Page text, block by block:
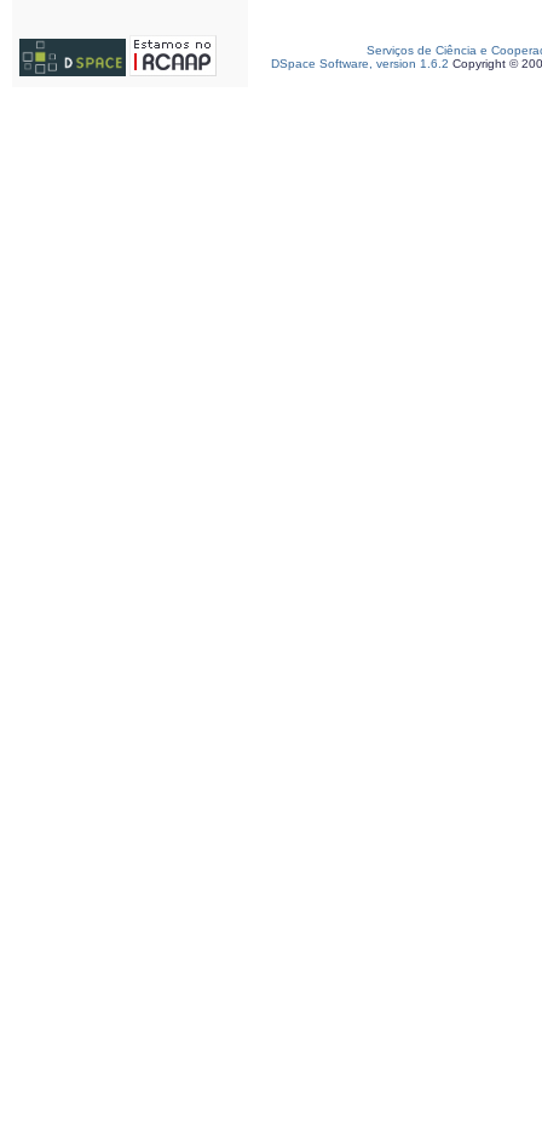
Serviços de Ciência e
DSpace Software, version 1.6.2 Copyright ©